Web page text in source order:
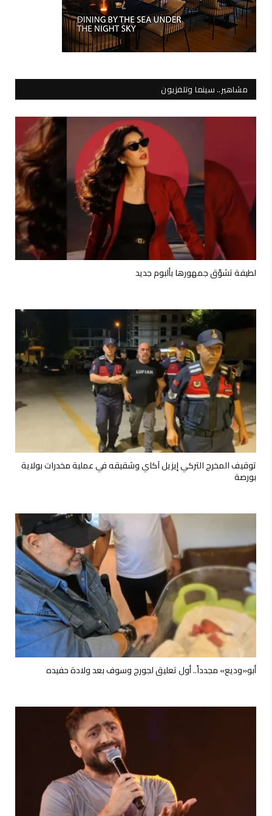
مشاهير.. سينما وتلفزيون
لطيفة تشوّق جمهورها بألبوم جديد
توقيف المخرج التركي إيزيل آكاي وشقيقه في عملية مخدرات بولاية
بورصة
أبو«وديع» مجدداً.. أول تعليق لجورج وسوف بعد ولادة حفيده